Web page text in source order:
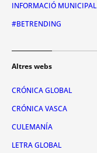
INFORMACIÓ MUNICIPAL
#BETRENDING
Altres webs
CRÓNICA GLOBAL
CRÓNICA VASCA
CULEMANÍA
LETRA GLOBAL